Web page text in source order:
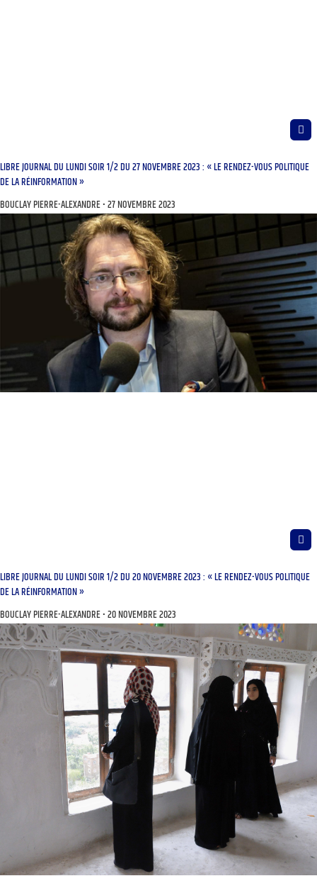
LIBRE JOURNAL DU LUNDI SOIR 1/2 DU 27 NOVEMBRE 2023 : « LE RENDEZ-VOUS POLITIQUE
DE LA RÉINFORMATION »
BOUCLAY PIERRE-ALEXANDRE 27 NOVEMBRE 2023
LIBRE JOURNAL DU LUNDI SOIR 1/2 DU 20 NOVEMBRE 2023 : « LE RENDEZ-VOUS POLITIQUE
DE LA RÉINFORMATION »
BOUCLAY PIERRE-ALEXANDRE 20 NOVEMBRE 2023